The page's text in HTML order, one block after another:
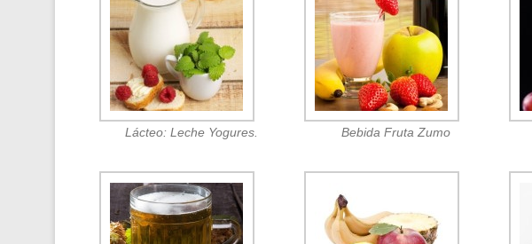
Lácteo: Leche Yogures. Bebida Fruta Zumo